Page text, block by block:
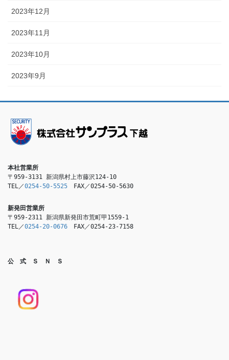
2023年12月
2023年11月
2023年10月
2023年9月
本社営業所
〒959-3131 新潟県村上市藤沢124-10
TEL／0254-50-5525 FAX／0254-50-5630
新発田営業所
〒959-2311 新潟県新発田市荒町甲1559-1
TEL／0254-20-0676 FAX／0254-23-7158
公　式　Ｓ　Ｎ　Ｓ